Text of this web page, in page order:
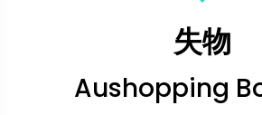
失物
Aushopping